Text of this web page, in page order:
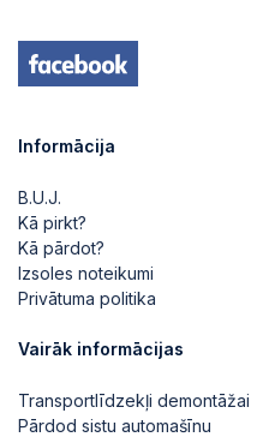
Informācija
B.U.J.
Kā pirkt?
Kā pārdot?
Izsoles noteikumi
Privātuma politika
Vairāk informācijas
Transportlīdzekļi demontāžai
Pārdod sistu automašīnu